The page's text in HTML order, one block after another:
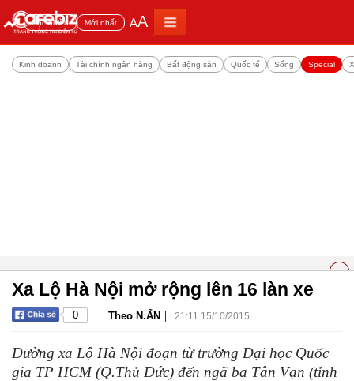
Đọc nhiều Mới nhất AA
Kinh doanh Tài chính ngân hàng Bất động sản Quốc tế Sống Special
Xa Lộ Hà Nội mở rộng lên 16 làn xe
0 | Theo N.ẨN | 21:11 15/10/2015
Đường xa Lộ Hà Nội đoạn từ trường Đại học Quốc
gia TP HCM (Q.Thủ Đức) đến ngã ba Tân Vạn (tỉnh